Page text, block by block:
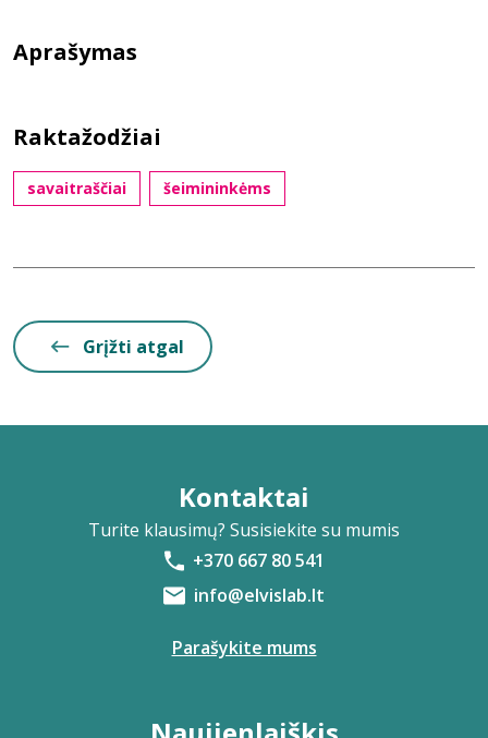
Aprašymas
Raktažodžiai
savaitraščiai šeimininkėms
Grįžti atgal
Kontaktai
Turite klausimų? Susisiekite su mumis
+370 667 80 541
info@elvislab.lt
Parašykite mums